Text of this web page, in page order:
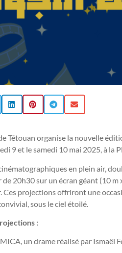
Tétouan organise la nouvelle
9 et le samedi 10 mai 2025, à la
en plein air,
20h30 sur un écran géant (10
Ces projections offriront une
sous le ciel étoilé.
:
un drame réalisé par Ismaël